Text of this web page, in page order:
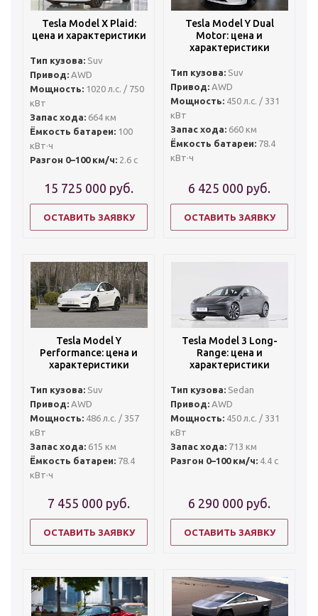
Tesla Model X Plaid:
цена и характеристики
Тип кузова: Suv
Привод: AWD
Мощность: 1020 л.с. / 750
кВт
Запас хода: 664 км
Ёмкость батареи: 100
кВт·ч
Разгон 0–100 км/ч: 2.6 с
15 725 000 руб.
ОСТАВИТЬ ЗАЯВКУ
Tesla Model Y Dual
Motor: цена и
характеристики
Тип кузова: Suv
Привод: AWD
Мощность: 450 л.с. / 331
кВт
Запас хода: 660 км
Ёмкость батареи: 78.4
кВт·ч
6 425 000 руб.
ОСТАВИТЬ ЗАЯВКУ
Tesla Model Y
Performance: цена и
характеристики
Тип кузова: Suv
Привод: AWD
Мощность: 486 л.с. / 357
кВт
Запас хода: 615 км
Ёмкость батареи: 78.4
кВт·ч
7 455 000 руб.
ОСТАВИТЬ ЗАЯВКУ
Tesla Model 3 Long-
Range: цена и
характеристики
Тип кузова: Sedan
Привод: AWD
Мощность: 450 л.с. / 331
кВт
Запас хода: 713 км
Разгон 0–100 км/ч: 4.4 с
6 290 000 руб.
ОСТАВИТЬ ЗАЯВКУ